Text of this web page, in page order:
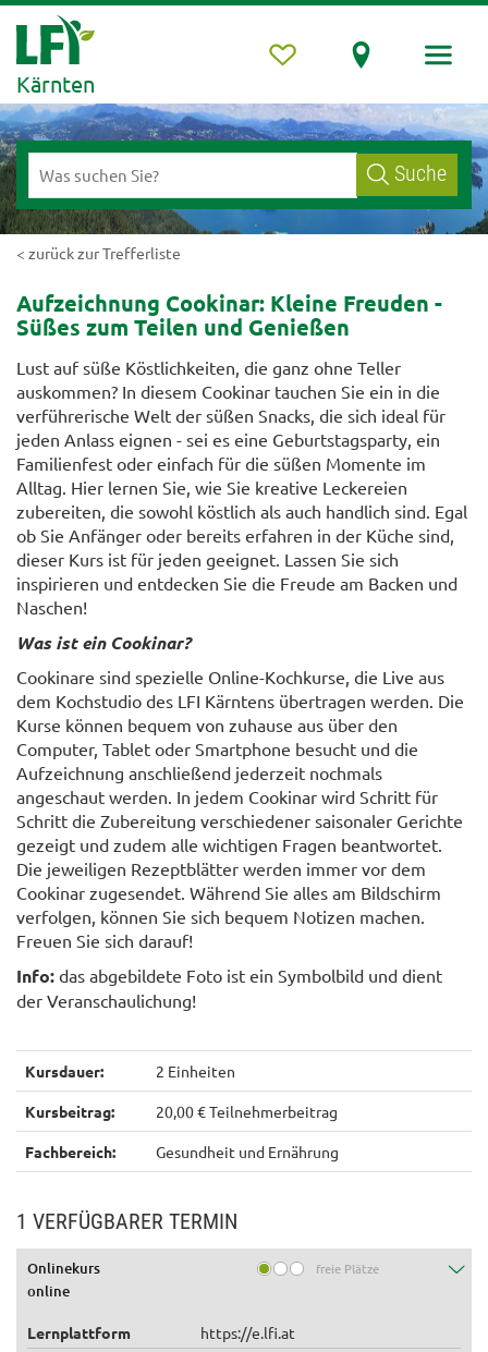
Kärnten
Suche
< zurück zur Trefferliste
Aufzeichnung Cookinar: Kleine Freuden -
Süßes zum Teilen und Genießen
Lust auf süße Köstlichkeiten, die ganz ohne Teller
auskommen? In diesem Cookinar tauchen Sie ein in die
verführerische Welt der süßen Snacks, die sich ideal für
jeden Anlass eignen - sei es eine Geburtstagsparty, ein
Familienfest oder einfach für die süßen Momente im
Alltag. Hier lernen Sie, wie Sie kreative Leckereien
zubereiten, die sowohl köstlich als auch handlich sind. Egal
ob Sie Anfänger oder bereits erfahren in der Küche sind,
dieser Kurs ist für jeden geeignet. Lassen Sie sich
inspirieren und entdecken Sie die Freude am Backen und
Naschen!
Was ist ein Cookinar?
Cookinare sind spezielle Online-Kochkurse, die Live aus
dem Kochstudio des LFI Kärntens übertragen werden. Die
Kurse können bequem von zuhause aus über den
Computer, Tablet oder Smartphone besucht und die
Aufzeichnung anschließend jederzeit nochmals
angeschaut werden. In jedem Cookinar wird Schritt für
Schritt die Zubereitung verschiedener saisonaler Gerichte
gezeigt und zudem alle wichtigen Fragen beantwortet.
Die jeweiligen Rezeptblätter werden immer vor dem
Cookinar zugesendet. Während Sie alles am Bildschirm
verfolgen, können Sie sich bequem Notizen machen.
Freuen Sie sich darauf!
Info: das abgebildete Foto ist ein Symbolbild und dient
der Veranschaulichung!
Kursdauer: 2 Einheiten
Kursbeitrag: 20,00 € Teilnehmerbeitrag
Fachbereich: Gesundheit und Ernährung
1 VERFÜGBARER TERMIN
Onlinekurs freie Plätze
online
Lernplattform
https://e.lfi.at